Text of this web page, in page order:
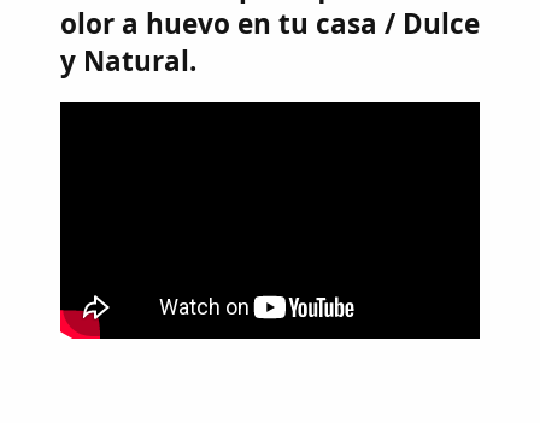
olor a huevo en tu casa / Dulce
y Natural.